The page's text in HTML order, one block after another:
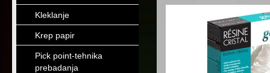
Kleklanje
Krep papir
Pick point-tehnika
prebadanja